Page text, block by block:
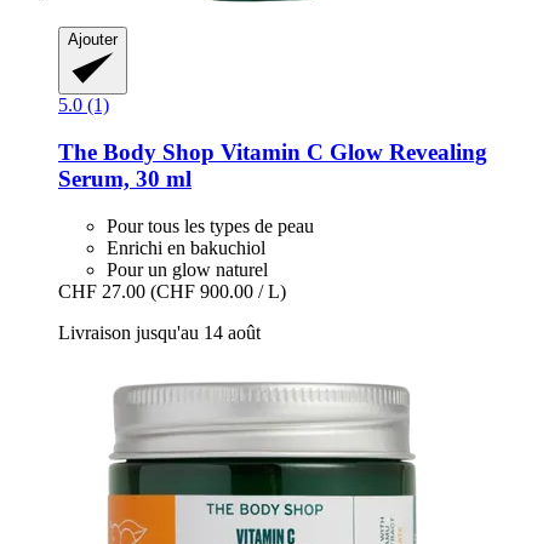
Ajouter
5.0 (1)
The Body Shop Vitamin C Glow Revealing
Serum, 30 ml
Pour tous les types de peau
Enrichi en bakuchiol
Pour un glow naturel
CHF 27.00 (CHF 900.00 / L)
Livraison jusqu'au 14 août